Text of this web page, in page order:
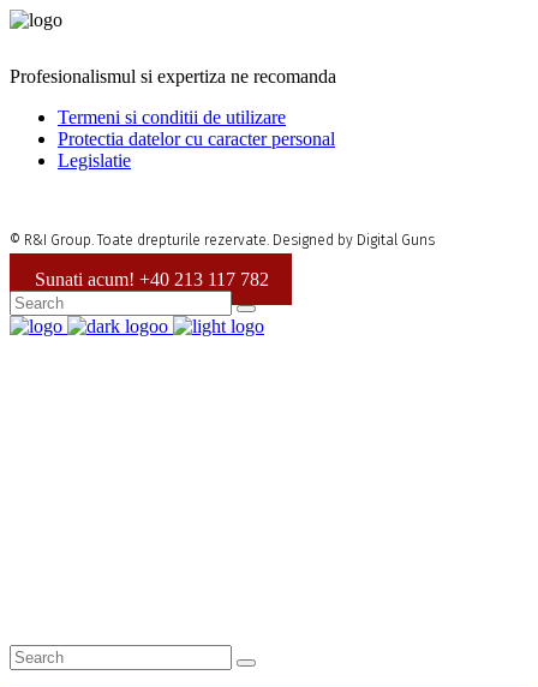
Profesionalismul si expertiza ne recomanda
Termeni si conditii de utilizare
Protectia datelor cu caracter personal
Legislatie
© R&I Group. Toate drepturile rezervate. Designed by Digital Guns
Sunati acum! +40 213 117 782